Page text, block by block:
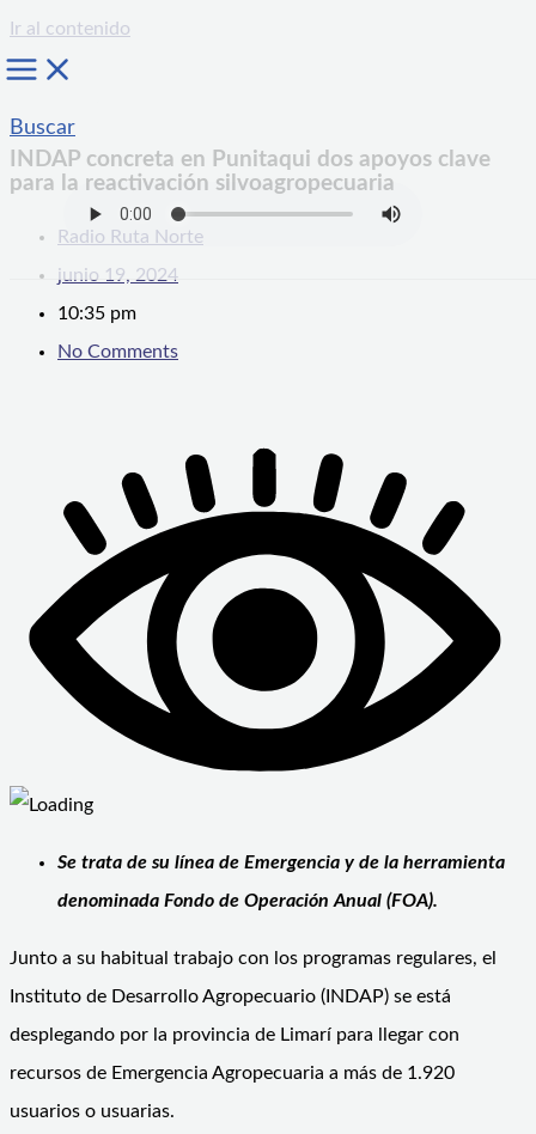
Ir al contenido
Buscar
INDAP concreta en Punitaqui dos apoyos clave
para la reactivación silvoagropecuaria
Radio Ruta Norte
junio 19, 2024
10:35 pm
No Comments
Se trata de su línea de Emergencia y de la herramienta
denominada Fondo de Operación Anual (FOA).
Junto a su habitual trabajo con los programas regulares, el
Instituto de Desarrollo Agropecuario (INDAP) se está
desplegando por la provincia de Limarí para llegar con
recursos de Emergencia Agropecuaria a más de 1.920
usuarios o usuarias.